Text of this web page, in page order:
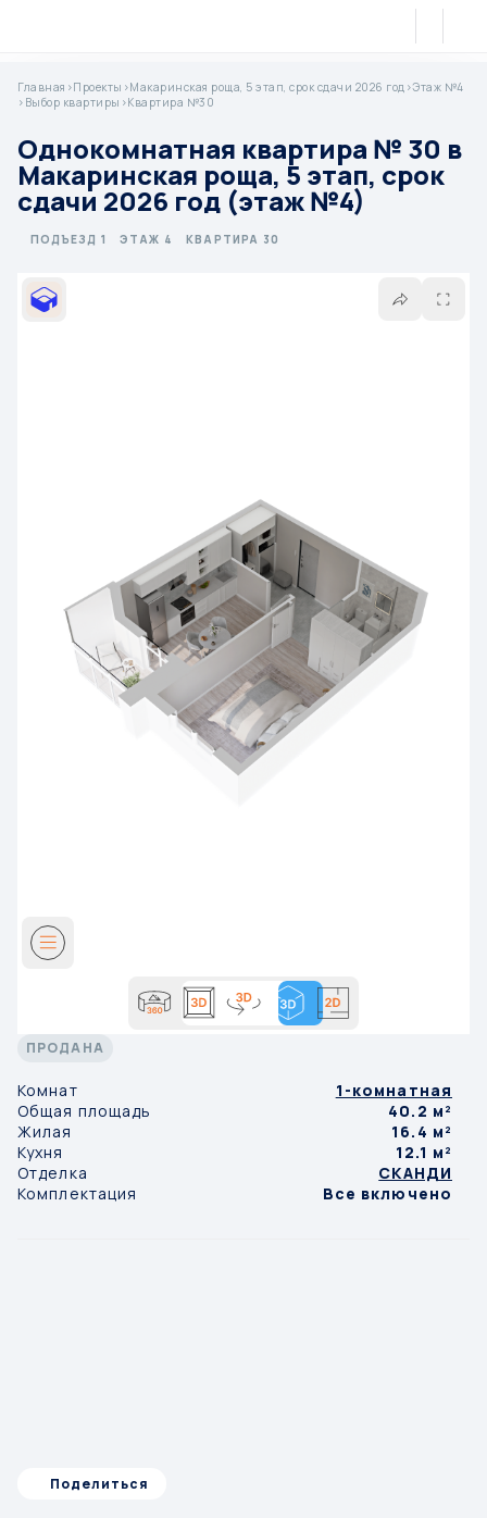
Главная >Проекты >Макаринская роща, 5 этап, срок сдачи 2026 год >Этаж №4
> Выбор квартиры >Квартира №30
Однокомнатная квартира № 30 в
Макаринская роща, 5 этап, срок
сдачи 2026 год (этаж №4)
ПОДЪЕЗД 1 ЭТАЖ 4 КВАРТИРА 30
ПРОДАНА
Комнат
1-комнатная
Общая площадь
40.2 м²
Жилая
16.4 м²
Кухня
12.1 м²
Отделка
СКАНДИ
Комплектация
Все включено
Поделиться